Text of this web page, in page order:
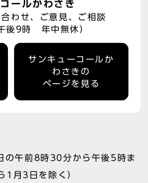
ールかわさき
わせ、ご意見、ご相談
後9時 年中無休）
サンキューコールか
わさきの
ページを見る
の午前8時30分から午後5時ま
1月3日を除く）